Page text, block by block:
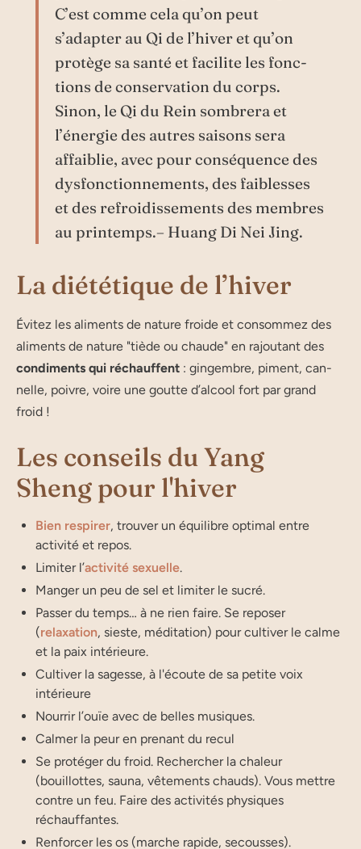
C’est comme cela qu’on peut
s’adapter au Qi de l’hiver et qu’on
pro­tège sa san­té et faci­lite les fonc­
tions de conser­va­tion du corps.
Sinon, le Qi du Rein som­bre­ra et
l’énergie des autres sai­sons sera
affai­blie, avec pour consé­quence des
dysfonctionnements, des fai­blesses
et des refroi­dis­se­ments des membres
au printemps.– Huang Di Nei Jing.
La diététique de l’hiver
Évitez les ali­ments de nature froide et consommez des
ali­ments de nature "tiède ou chaude" en rajoutant des
condi­ments qui réchauffent : gin­gembre, piment, can­
nelle, poivre, voire une goutte d’al­cool fort par grand
froid !
Les conseils du Yang
Sheng pour l'hiver
Bien respirer, trouver un équilibre optimal entre
activité et repos.
Limiter l’activité sexuelle.
Manger un peu de sel et limiter le sucré.
Passer du temps… à ne rien faire. Se reposer
(relaxation, sieste, méditation) pour cultiver le calme
et la paix intérieure.
Cultiver la sagesse, à l'écoute de sa petite voix
intérieure
Nourrir l’ouïe avec de belles musiques.
Calmer la peur en prenant du recul
Se protéger du froid. Rechercher la chaleur
(bouillottes, sauna, vêtements chauds). Vous mettre
contre un feu. Faire des activités physiques
réchauffantes.
Renforcer les os (marche rapide, secousses).